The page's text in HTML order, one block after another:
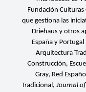
Fundación Culturas
que gestiona las
Driehaus y otros
España y
Arquitectura
Construcción,
Gray, Red
Tradicional, Journal